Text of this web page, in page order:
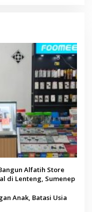
Alfatih Store
di Lenteng, Sumenep
Anak, Batasi Usia